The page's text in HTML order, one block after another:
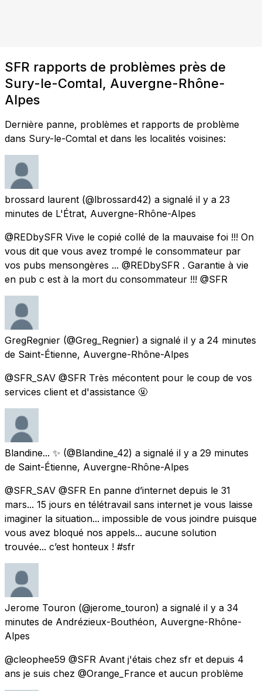
SFR rapports de problèmes près de
Sury-le-Comtal, Auvergne-Rhône-
Alpes
Dernière panne, problèmes et rapports de problème
dans Sury-le-Comtal et dans les localités voisines:
brossard laurent (@lbrossard42) a signalé il y a 23
minutes de L'Étrat, Auvergne-Rhône-Alpes
@REDbySFR Vive le copié collé de la mauvaise foi !!! On
vous dit que vous avez trompé le consommateur par
vos pubs mensongères ... @REDbySFR . Garantie à vie
en pub c est à la mort du consommateur !!! @SFR
GregRegnier (@Greg_Regnier) a signalé il y a 24 minutes
de Saint-Étienne, Auvergne-Rhône-Alpes
@SFR_SAV @SFR Très mécontent pour le coup de vos
services client et d'assistance 🤬
Blandine... ✨ (@Blandine_42) a signalé il y a 29 minutes
de Saint-Étienne, Auvergne-Rhône-Alpes
@SFR_SAV @SFR En panne d’internet depuis le 31
mars... 15 jours en télétravail sans internet je vous laisse
imaginer la situation... impossible de vous joindre puisque
vous avez bloqué nos appels... aucune solution
trouvée... c’est honteux ! #sfr
Jerome Touron (@jerome_touron) a signalé il y a 34
minutes de Andrézieux-Bouthéon, Auvergne-Rhône-
Alpes
@cleophee59 @SFR Avant j'étais chez sfr et depuis 4
ans je suis chez @Orange_France et aucun problème